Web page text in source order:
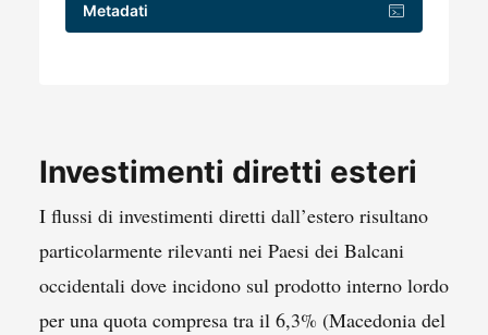
Metadati
Investimenti diretti esteri
I flussi di investimenti diretti dall’estero risultano
particolarmente rilevanti nei Paesi dei Balcani
occidentali dove incidono sul prodotto interno lordo
per una quota compresa tra il 6,3% (Macedonia del